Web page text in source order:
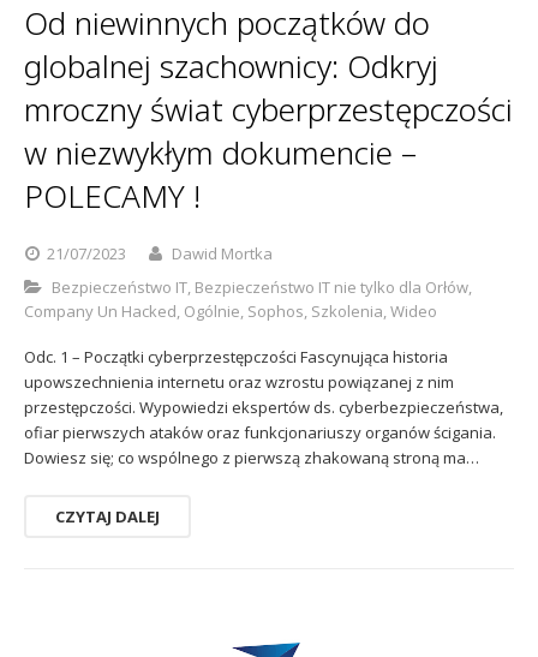
Od niewinnych początków do
globalnej szachownicy: Odkryj
mroczny świat cyberprzestępczości
w niezwykłym dokumencie –
POLECAMY !
21/07/2023
Dawid Mortka
Bezpieczeństwo IT, Bezpieczeństwo IT nie tylko dla Orłów,
Company Un Hacked, Ogólnie, Sophos, Szkolenia,Wideo
Odc. 1 – Początki cyberprzestępczości Fascynująca historia
upowszechnienia internetu oraz wzrostu powiązanej z nim
przestępczości. Wypowiedzi ekspertów ds. cyberbezpieczeństwa,
ofiar pierwszych ataków oraz funkcjonariuszy organów ścigania.
Dowiesz się; co wspólnego z pierwszą zhakowaną stroną ma…
CZYTAJ DALEJ